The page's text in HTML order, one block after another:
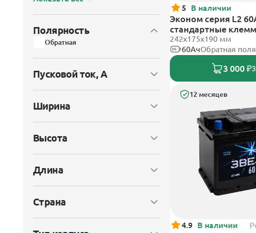
Полярность
Обратная
Пусковой ток, А
Ширина
Высота
Длина
Страна
5 В наличии
Эконом серия L2
стандартные
242х175х190 мм
60АчОбратная
3 000 ₽
12 месяцев
4.9 В наличии